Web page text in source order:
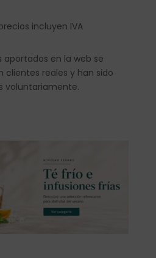
incluyen IVA
aportados en la web se
clientes reales y han sido
voluntariamente.